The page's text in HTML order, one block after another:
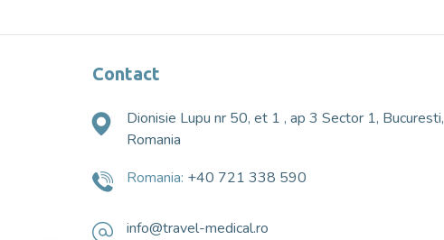
Contact
Dionisie Lupu nr 50, et 1 , ap 3 Sector 1, Bucuresti,
Romania
Romania: +40 721 338 590
info@travel-medical.ro